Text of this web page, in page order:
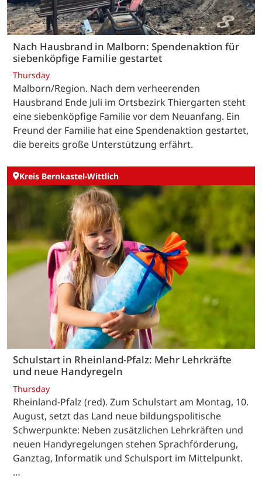
Nach Hausbrand in Malborn: Spendenaktion für
siebenköpfige Familie gestartet
Thursday
Malborn/Region. Nach dem verheerenden
Hausbrand Ende Juli im Ortsbezirk Thiergarten steht
eine siebenköpfige Familie vor dem Neuanfang. Ein
Freund der Familie hat eine Spendenaktion gestartet,
die bereits große Unterstützung erfährt.
Kreis Bernkastel-Wittlich
Schulstart in Rheinland-Pfalz: Mehr Lehrkräfte
und neue Handyregeln
Thursday
Rheinland-Pfalz (red). Zum Schulstart am Montag, 10.
August, setzt das Land neue bildungspolitische
Schwerpunkte: Neben zusätzlichen Lehrkräften und
neuen Handyregelungen stehen Sprachförderung,
Ganztag, Informatik und Schulsport im Mittelpunkt.
…